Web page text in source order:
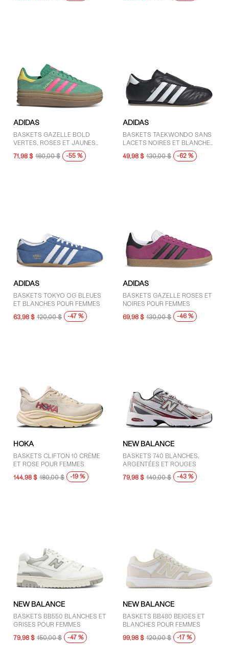
ADIDAS
BASKETS GAZELLE BOLD
VERTES, ROSES ET JAUNES
POUR FEMMES
71,98 $ 160,00 $ -55 %
ADIDAS
BASKETS TAEKWONDO SANS
LACETS NOIRES ET BLANCHES
POUR FEMMES
49,98 $ 130,00 $ -62 %
ADIDAS
BASKETS TOKYO OG BLEUES
ET BLANCHES POUR FEMMES
63,98 $ 120,00 $ -47 %
ADIDAS
BASKETS GAZELLE ROSES ET
NOIRES POUR FEMMES
69,98 $ 130,00 $ -46 %
HOKA
BASKETS CLIFTON 10 CRÈME
ET ROSE POUR FEMMES
144,98 $ 180,00 $ -19 %
NEW BALANCE
BASKETS 740 BLANCHES,
ARGENTÉES ET ROUGES
79,98 $ 140,00 $ -43 %
NEW BALANCE
BASKETS BB550 BLANCHES ET
GRISES POUR FEMMES
79,98 $ 150,00 $ -47 %
NEW BALANCE
BASKETS BB480 BEIGES ET
BLANCHES POUR FEMMES
99,98 $ 120,00 $ -17 %